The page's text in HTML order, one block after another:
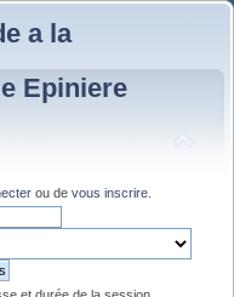
a la
Epiniere
ou de vous inscrire